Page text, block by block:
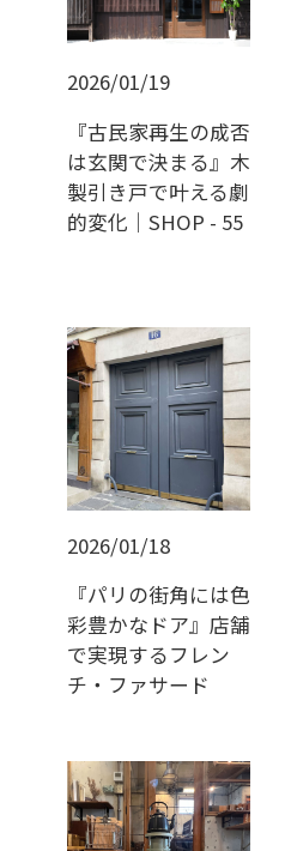
2026/01/19
『古民家再生の成否
は玄関で決まる』木
製引き戸で叶える劇
的変化｜SHOP - 55
2026/01/18
『パリの街角には色
彩豊かなドア』店舗
で実現するフレン
チ・ファサード